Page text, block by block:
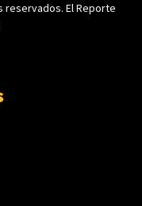
reservados. El Reporte